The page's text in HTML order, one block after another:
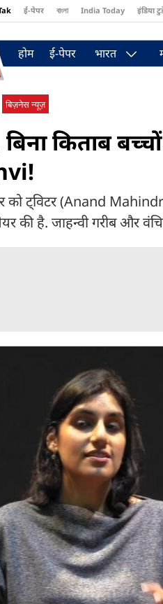
ई-पेपर বাংলা India Today इंडिया
होम ई-पेपर भारत
बिज़नेस न्यूज़
बिना किताब
को ट्विटर (Anand
की है. जाहन्वी गरीब और